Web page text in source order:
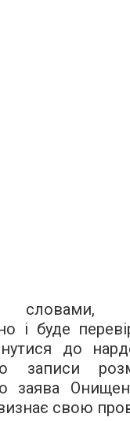
і буде
до
записи
заява
свою